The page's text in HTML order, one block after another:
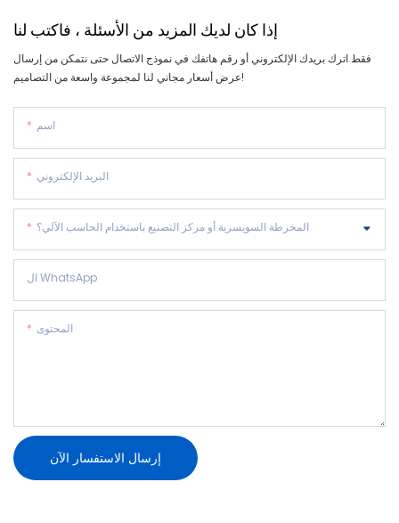
إذا كان لديك المزيد من الأسئلة ، فاكتب لنا
فقط اترك بريدك الإلكتروني أو رقم هاتفك في نموذج الاتصال حتى نتمكن من إرسال
عرض أسعار مجاني لنا لمجموعة واسعة من التصاميم!
اسم
البريد الإلكتروني
المخرطة السويسرية أو مركز التصنيع باستخدام الحاسب الآلي؟
ال WhatsApp
المحتوى
إرسال الاستفسار الآن